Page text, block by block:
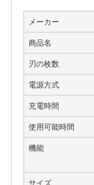
メーカー
商品名
刃の枚数
電源方式
充電時間
使用可能時間
機能
サイズ